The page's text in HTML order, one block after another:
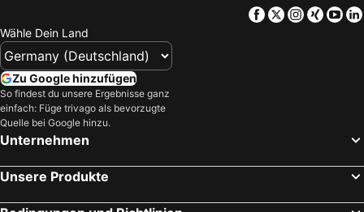
Facebook
TwitterXing
Wähle Dein Land
Zu Google hinzufügen
So findest du unsere Ergebnisse ganz
einfach: Füge trivago als bevorzugte
Quelle bei Google hinzu.
Unternehmen
Unsere Produkte